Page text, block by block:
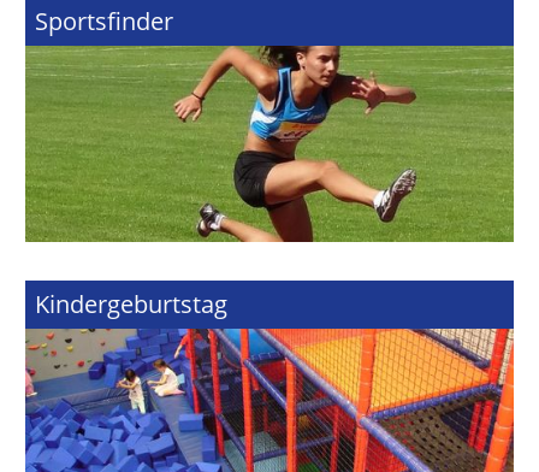
Sportsfinder
Kindergeburtstag